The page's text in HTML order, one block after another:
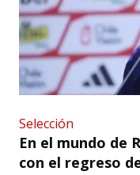
Selección
En el mundo de
con el regreso